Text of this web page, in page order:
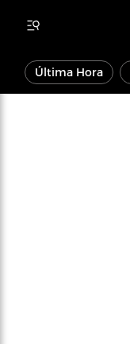
Última Hora